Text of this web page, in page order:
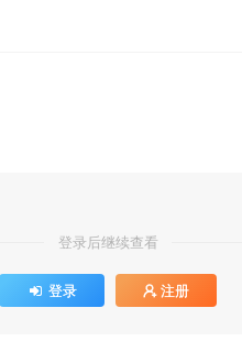
登录后继续查看
登录 注册